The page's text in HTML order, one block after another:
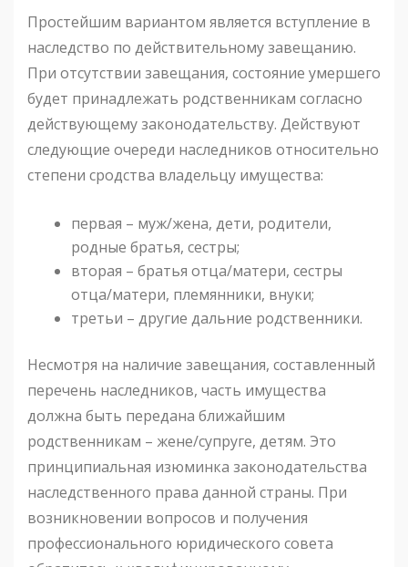
Простейшим вариантом является вступление в
наследство по действительному завещанию.
При отсутствии завещания, состояние умершего
будет принадлежать родственникам согласно
действующему законодательству. Действуют
следующие очереди наследников относительно
степени сродства владельцу имущества:
первая – муж/жена, дети, родители,
родные братья, сестры;
вторая – братья отца/матери, сестры
отца/матери, племянники, внуки;
третьи – другие дальние родственники.
Несмотря на наличие завещания, составленный
перечень наследников, часть имущества
должна быть передана ближайшим
родственникам – жене/супруге, детям. Это
принципиальная изюминка законодательства
наследственного права данной страны. При
возникновении вопросов и получения
профессионального юридического совета